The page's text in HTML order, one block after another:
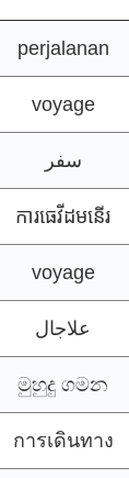
perjalanan
voyage
سفر
ការធេវីដមនើរ
voyage
علاجال
මුහුදු ගමන
การเดินทาง